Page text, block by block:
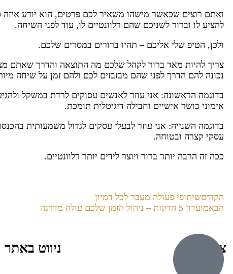
ואתם רוצים שכאשר מישהו משאיר לכם פרטים, הוא יודע איזה
להציע לו וברור לשניכם שהם רלוונטיים לו, עוד לפני השיחה.
ולכן, הטיפ שלי אליכם – תהיו ברורים במסרים שלכם.
צריך להיות מאד ברור לקהל שלכם מה התוצאה והדרך שאתם
נכונה להם הדרך לפני שהם מבזבזים לכם ולהם זמן על שיחה
בדוגמה הראשונה: אני עוזר לאנשים עסוקים לרדת במשקל
אימוני כושר אישיים וחבילה דיגיטלית תומכת.
בדוגמה השנייה: אני עוזר לבעלי עסקים לגדול משמעותית
עסקי קצרה ובטוחה.
ככה זה הרבה יותר ברור ויוצר לידים יותר רלוונטיים.
הקודםשיתופי פעולה מעבר לכל דמיון
הבאמועדון 5 הדקות – ניהול הזמן שלכם עולה מדרגה
צור קשר ניווט באתר